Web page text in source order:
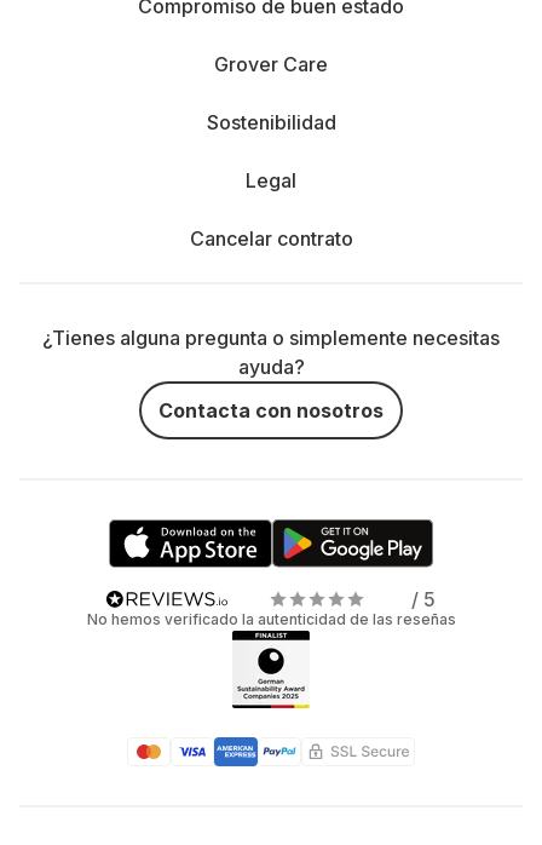
Compromiso de buen estado
Grover Care
Sostenibilidad
Legal
Cancelar contrato
¿Tienes alguna pregunta o simplemente necesitas
ayuda?
Contacta con nosotros
/ 5
No hemos verificado la autenticidad de las reseñas